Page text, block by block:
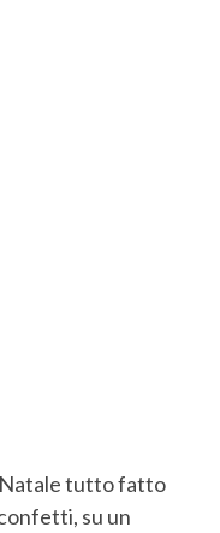
Natale tutto fatto
su un